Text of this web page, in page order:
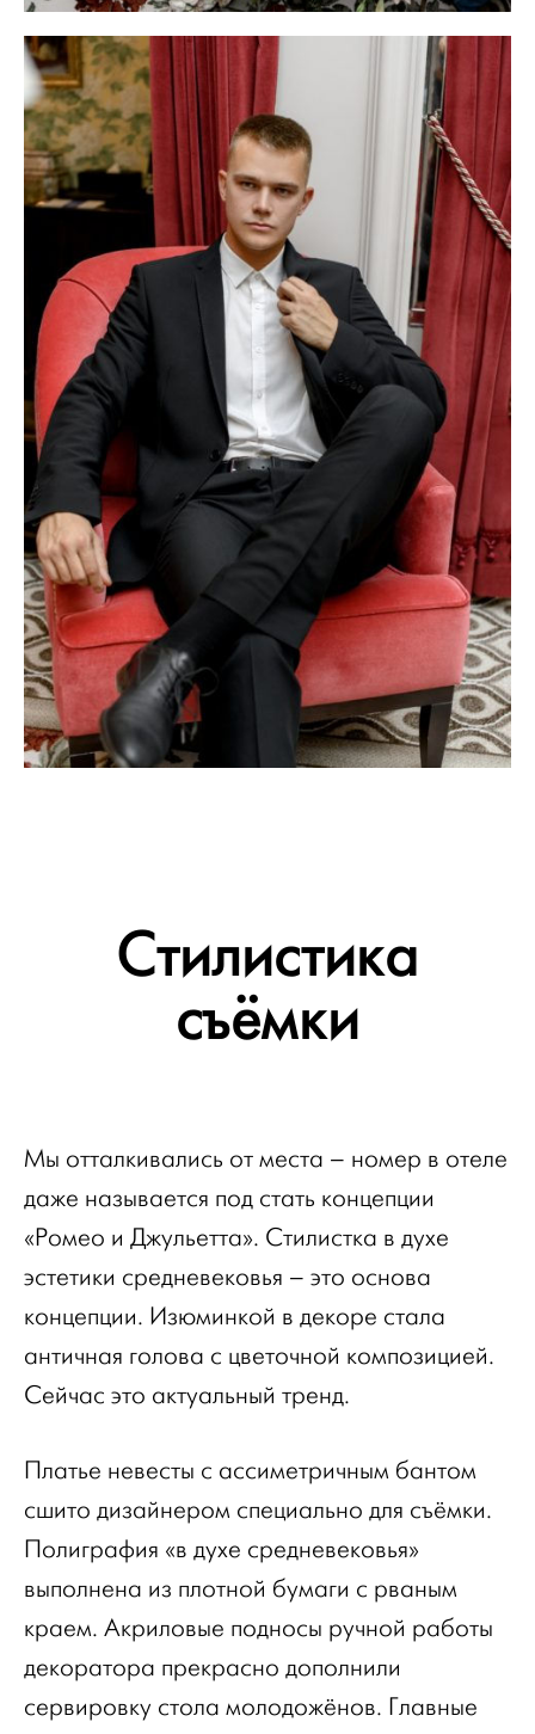
Стилистика
съёмки
Мы отталкивались от места – номер в отеле
даже называется под стать концепции
«Ромео и Джульетта». Стилистка в духе
эстетики средневековья – это основа
концепции. Изюминкой в декоре стала
античная голова с цветочной композицией.
Сейчас это актуальный тренд.
Платье невесты с ассиметричным бантом
сшито дизайнером специально для съёмки.
Полиграфия «в духе средневековья»
выполнена из плотной бумаги с рваным
краем. Акриловые подносы ручной работы
декоратора прекрасно дополнили
сервировку стола молодожёнов. Главные